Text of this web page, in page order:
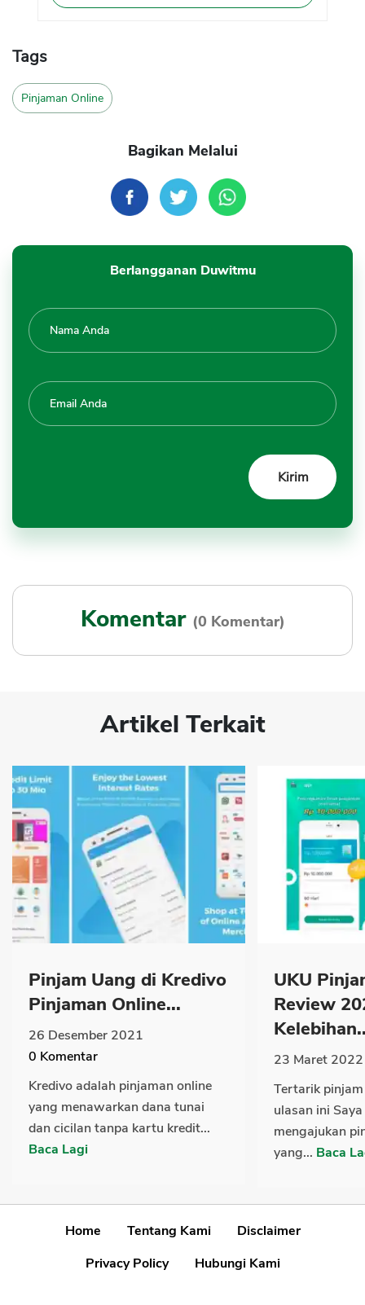
Tags
Pinjaman Online
Bagikan Melalui
Berlangganan Duwitmu
Komentar (0 Komentar)
Artikel Terkait
Pinjam Uang di Kredivo
Pinjaman Online...
26 Desember 2021
0 Komentar
Kredivo adalah pinjaman online
yang menawarkan dana tunai
dan cicilan tanpa kartu kredit...
Baca Lagi
UKU
Review
23 Maret 2022
Tertarik
ulasan ini
mengajukan
yang... Baca
Home Tentang Kami
Disclaimer
Privacy Policy
Hubungi Kami